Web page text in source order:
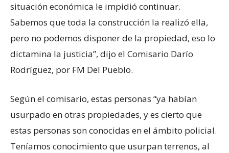
situación económica le impidió continuar.
Sabemos que toda la construcción la realizó ella,
pero no podemos disponer de la propiedad, eso lo
dictamina la justicia”, dijo el Comisario Darío
Rodríguez, por FM Del Pueblo.
Según el comisario, estas personas “ya habían
usurpado en otras propiedades, y es cierto que
estas personas son conocidas en el ámbito policial.
Teníamos conocimiento que usurpan terrenos, al